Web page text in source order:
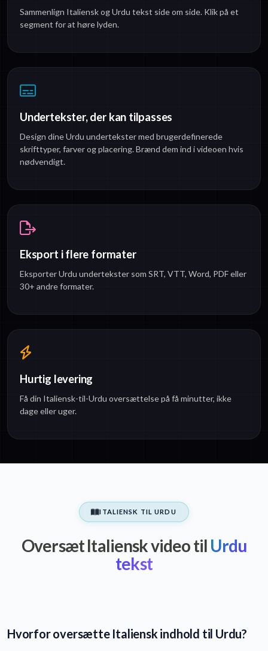
Sammenlign Italiensk og Urdu tekst side om side. Klik på et
segment for at høre lyden.
Undertekster, der kan tilpasses
Design dine Urdu undertekster med brugerdefinerede
skrifttyper, farver og placering. Brænd dem ind i videoen hvis
nødvendigt.
Eksport i flere formater
Eksporter Urdu undertekster som SRT, VTT, Word, PDF eller
30+ andre formater.
Hurtig levering
Få din Italiensk-til-Urdu oversættelse på få minutter, ikke
dage eller uger.
ITALIENSK TIL URDU
Oversæt Italiensk video til Urdu
tekst
Hvorfor oversætte Italiensk indhold til Urdu?